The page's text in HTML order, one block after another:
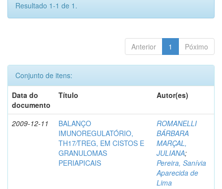
Resultado 1-1 de 1.
Anterior 1 Póximo
Conjunto de itens:
Data do
documento
Título Autor(es)
2009-12-11
BALANÇO
IMUNOREGULATÓRIO,
TH17⁄TREG, EM CISTOS E
GRANULOMAS
PERIAPICAIS
ROMANELLI
BÁRBARA
MARÇAL,
JULIANA;
Pereira, Sanívia
Aparecida de
Lima